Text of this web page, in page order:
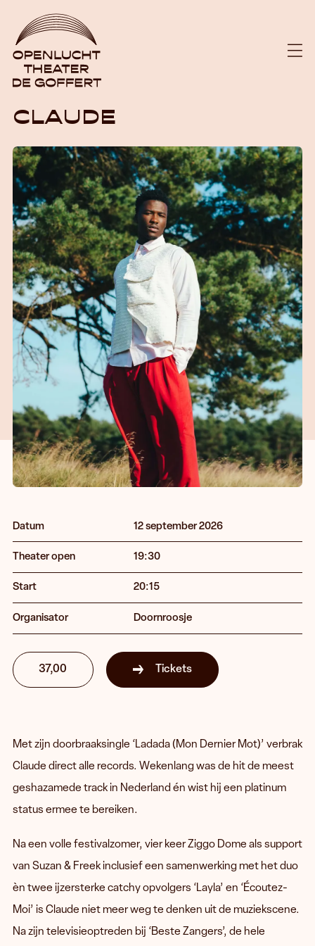
CLAUDE
37,00 Tickets
Datum 12 september 2026
Theater open 19:30
Start 20:15
Organisator Doornroosje
Met zijn doorbraaksingle ‘Ladada (Mon Dernier Mot)’ verbrak
Claude direct alle records. Wekenlang was de hit de meest
geshazamede track in Nederland én wist hij een platinum
status ermee te bereiken.
Na een volle festivalzomer, vier keer Ziggo Dome als support
van Suzan & Freek inclusief een samenwerking met het duo
èn twee ijzersterke catchy opvolgers ‘Layla’ en ‘Écoutez-
Moi’ is Claude niet meer weg te denken uit de muziekscene.
Na zijn televisieoptreden bij ‘Beste Zangers’, de hele